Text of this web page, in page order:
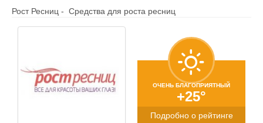
Рост Ресниц - Средства для роста ресниц
ОЧЕНЬ БЛАГОПРИЯТНЫЙ
+25°
Подробно о рейтинге